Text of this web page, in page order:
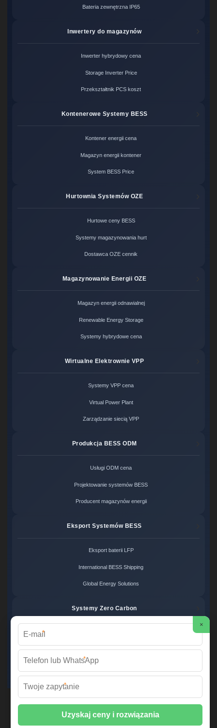
Bateria zewnętrzna IP65
Inwertery do magazynów
Inwerter hybrydowy cena
Storage Inverter Price
Przekształtnik PCS koszt
Kontenerowe Systemy BESS
Kontener energii cena
Magazyn energii kontener
System BESS Price
Hurtownia Systemów OZE
Hurtowe ceny BESS
Systemy magazynowania hurt
Dostawca OZE cennik
Magazynowanie Energii OZE
Magazyn energii odnawialnej
Renewable Energy Storage
Systemy hybrydowe cena
Wirtualne Elektrownie VPP
Systemy VPP cena
Virtual Power Plant
Zarządzanie siecią VPP
Produkcja BESS ODM
Usługi ODM cena
Projektowanie systemów BESS
Producent magazynów energii
Eksport Systemów BESS
Eksport baterii LFP
International BESS Shipping
Global Energy Solutions
Systemy Zero Carbon
Zero Carbon Energy
Ekologiczne rozwiązania OZE
Wirtualna Elektrownia Polska ©
Mapa strony
📞 +48 22 378 45 12 | ✉️info@fabrykawspomnien.waw.pl
×
*
*
*